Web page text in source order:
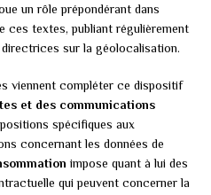
un rôle prépondérant dans
ces textes, publiant régulièrement
sur la géolocalisation.
viennent compléter ce dispositif
et des communications
spécifiques aux
concernant les données de
impose quant à lui des
qui peuvent concerner la